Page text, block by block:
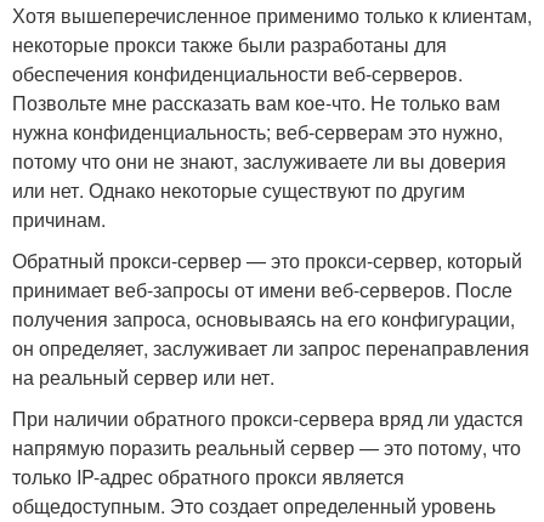
Хотя вышеперечисленное применимо только к клиентам,
некоторые прокси также были разработаны для
обеспечения конфиденциальности веб-серверов.
Позвольте мне рассказать вам кое-что. Не только вам
нужна конфиденциальность; веб-серверам это нужно,
потому что они не знают, заслуживаете ли вы доверия
или нет. Однако некоторые существуют по другим
причинам.
Обратный прокси-сервер — это прокси-сервер, который
принимает веб-запросы от имени веб-серверов. После
получения запроса, основываясь на его конфигурации,
он определяет, заслуживает ли запрос перенаправления
на реальный сервер или нет.
При наличии обратного прокси-сервера вряд ли удастся
напрямую поразить реальный сервер — это потому, что
только IP-адрес обратного прокси является
общедоступным. Это создает определенный уровень